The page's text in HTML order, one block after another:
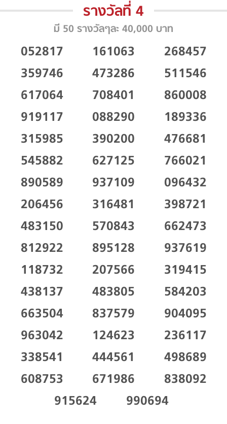
รางวัลที่ 4
มี 50 รางวัลๆละ 40,000 บาท
052817 161063
268457
359746
473286
511546
617064
708401
860008
919117
088290
189336
315985
390200
476681
545882
627125
766021
890589
937109
096432
206456
316481
398721
483150
570843
662473
812922
895128
937619
118732
207566
319415
438137
483805
584203
663504
837579
904095
963042
124623
236117
338541
444561
498689
608753
671986
838092
915624
990694